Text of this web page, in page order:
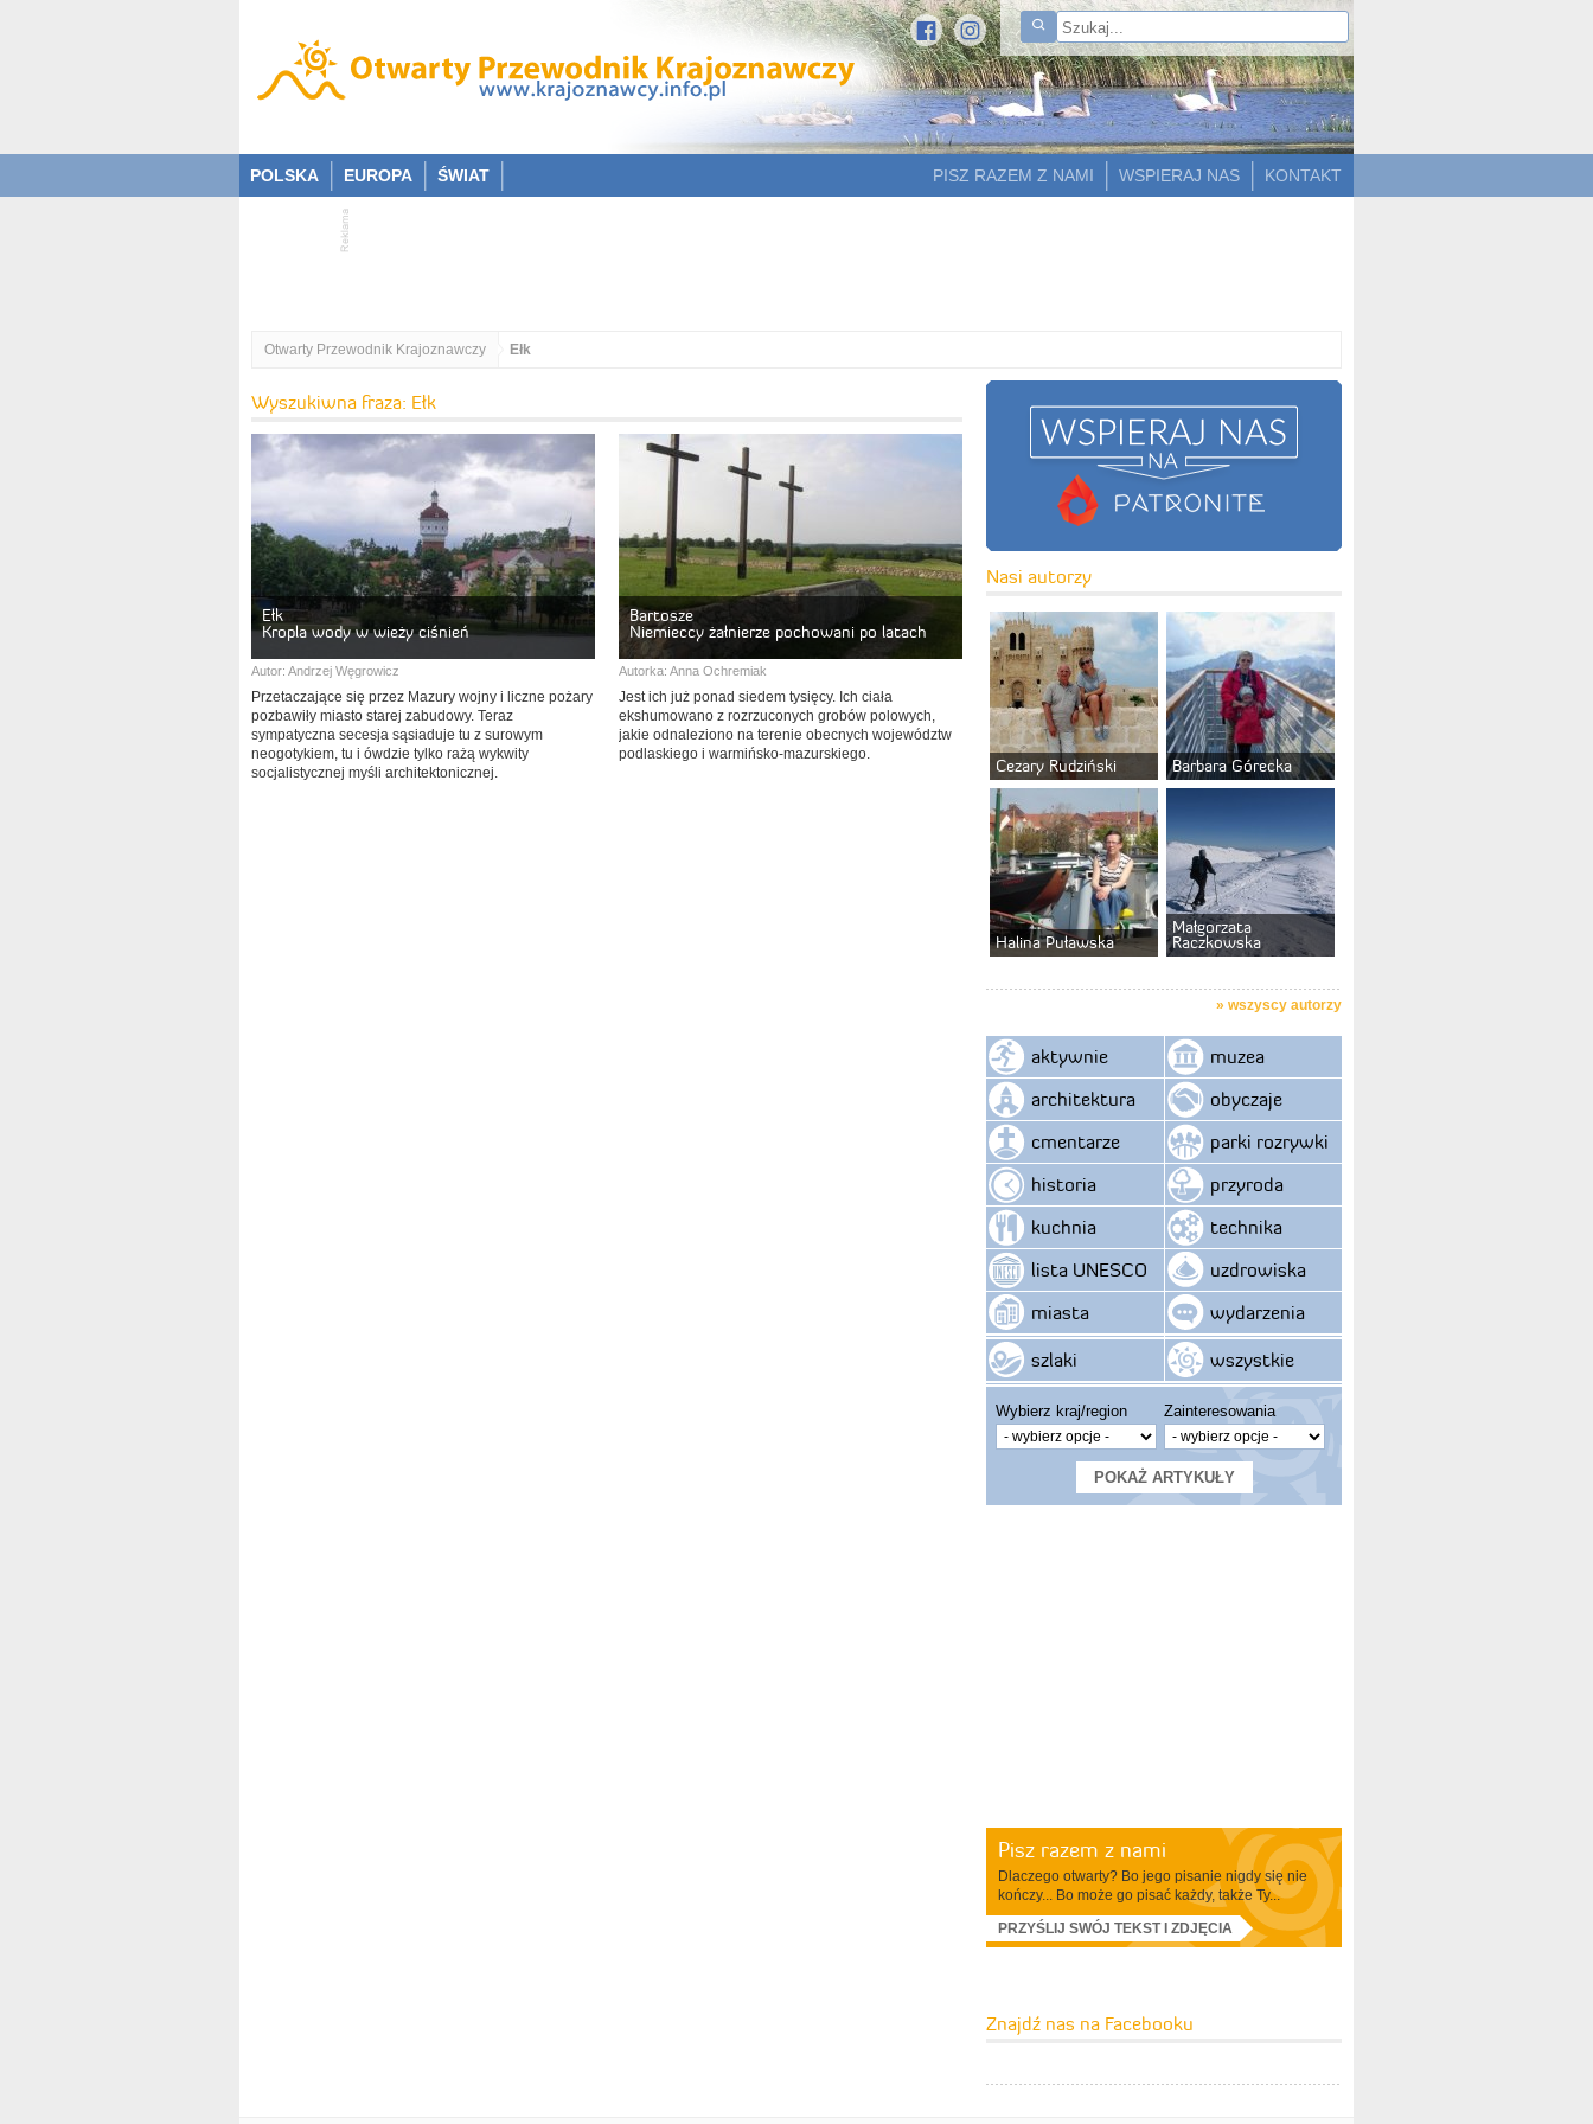
POLSKA EUROPA ŚWIAT KONTAKT
WSPIERAJ NAS
PISZ RAZEM Z NAMI
Otwarty Przewodnik Krajoznawczy Ełk
Wyszukiwna fraza: Ełk
Ełk
Kropla wody w wieży ciśnień
Autor: Andrzej Węgrowicz
Przetaczające się przez Mazury wojny i liczne pożary
pozbawiły miasto starej zabudowy. Teraz
sympatyczna secesja sąsiaduje tu z surowym
neogotykiem, tu i ówdzie tylko rażą wykwity
socjalistycznej myśli architektonicznej.
Bartosze
Niemieccy żałnierze pochowani po latach
Autorka: Anna Ochremiak
Jest ich już ponad siedem tysięcy. Ich ciała
ekshumowano z rozrzuconych grobów polowych,
jakie odnaleziono na terenie obecnych województw
podlaskiego i warmińsko-mazurskiego.
Nasi autorzy
Cezary Rudziński Barbara Górecka
Halina Puławska
Małgorzata
Raczkowska
» wszyscy autorzy
aktywnie
architektura
cmentarze
historia
kuchnia
lista UNESCO
miasta
szlaki
muzea
obyczaje
parki rozrywki
przyroda
technika
uzdrowiska
wydarzenia
wszystkie
Wybierz kraj/region Zainteresowania
Pisz razem z nami
Dlaczego otwarty? Bo jego pisanie nigdy się nie
kończy... Bo może go pisać każdy, także Ty...
PRZYŚLIJ SWÓJ TEKST I ZDJĘCIA
Znajdź nas na Facebooku